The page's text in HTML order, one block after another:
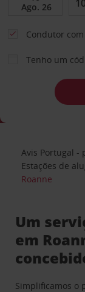
Condutor
Tenho um
Avis Portugal -
Estações de
Roanne
Um
em
Simplificamos o